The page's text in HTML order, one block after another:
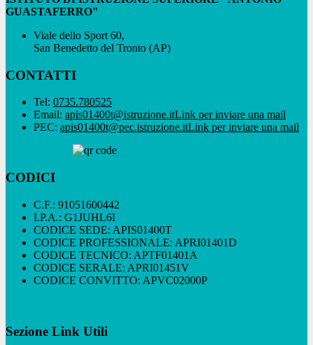
GUASTAFERRO"
Viale dello Sport 60,
San Benedetto del Tronto (AP)
CONTATTI
Tel: 0735.780525
Email: apis01400t@istruzione.itLink per inviare una mail
PEC: apis01400t@pec.istruzione.itLink per inviare una mail
CODICI
C.F.: 91051600442
I.P.A.: G1JUHL6I
CODICE SEDE: APIS01400T
CODICE PROFESSIONALE: APRI01401D
CODICE TECNICO: APTF01401A
CODICE SERALE: APRI01451V
CODICE CONVITTO: APVC02000P
Sezione Link Utili